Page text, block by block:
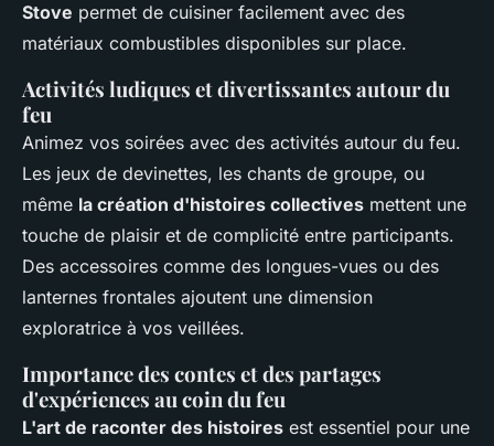
Stove permet de cuisiner facilement avec des
matériaux combustibles disponibles sur place.
Activités ludiques et divertissantes autour du
feu
Animez vos soirées avec des activités autour du feu.
Les jeux de devinettes, les chants de groupe, ou
même la création d'histoires collectives mettent une
touche de plaisir et de complicité entre participants.
Des accessoires comme des longues-vues ou des
lanternes frontales ajoutent une dimension
exploratrice à vos veillées.
Importance des contes et des partages
d'expériences au coin du feu
L'art de raconter des histoires est essentiel pour une